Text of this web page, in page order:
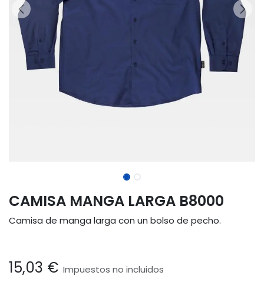
CAMISA MANGA LARGA B8000
Camisa de manga larga con un bolso de pecho.
15,03 € Impuestos no incluidos